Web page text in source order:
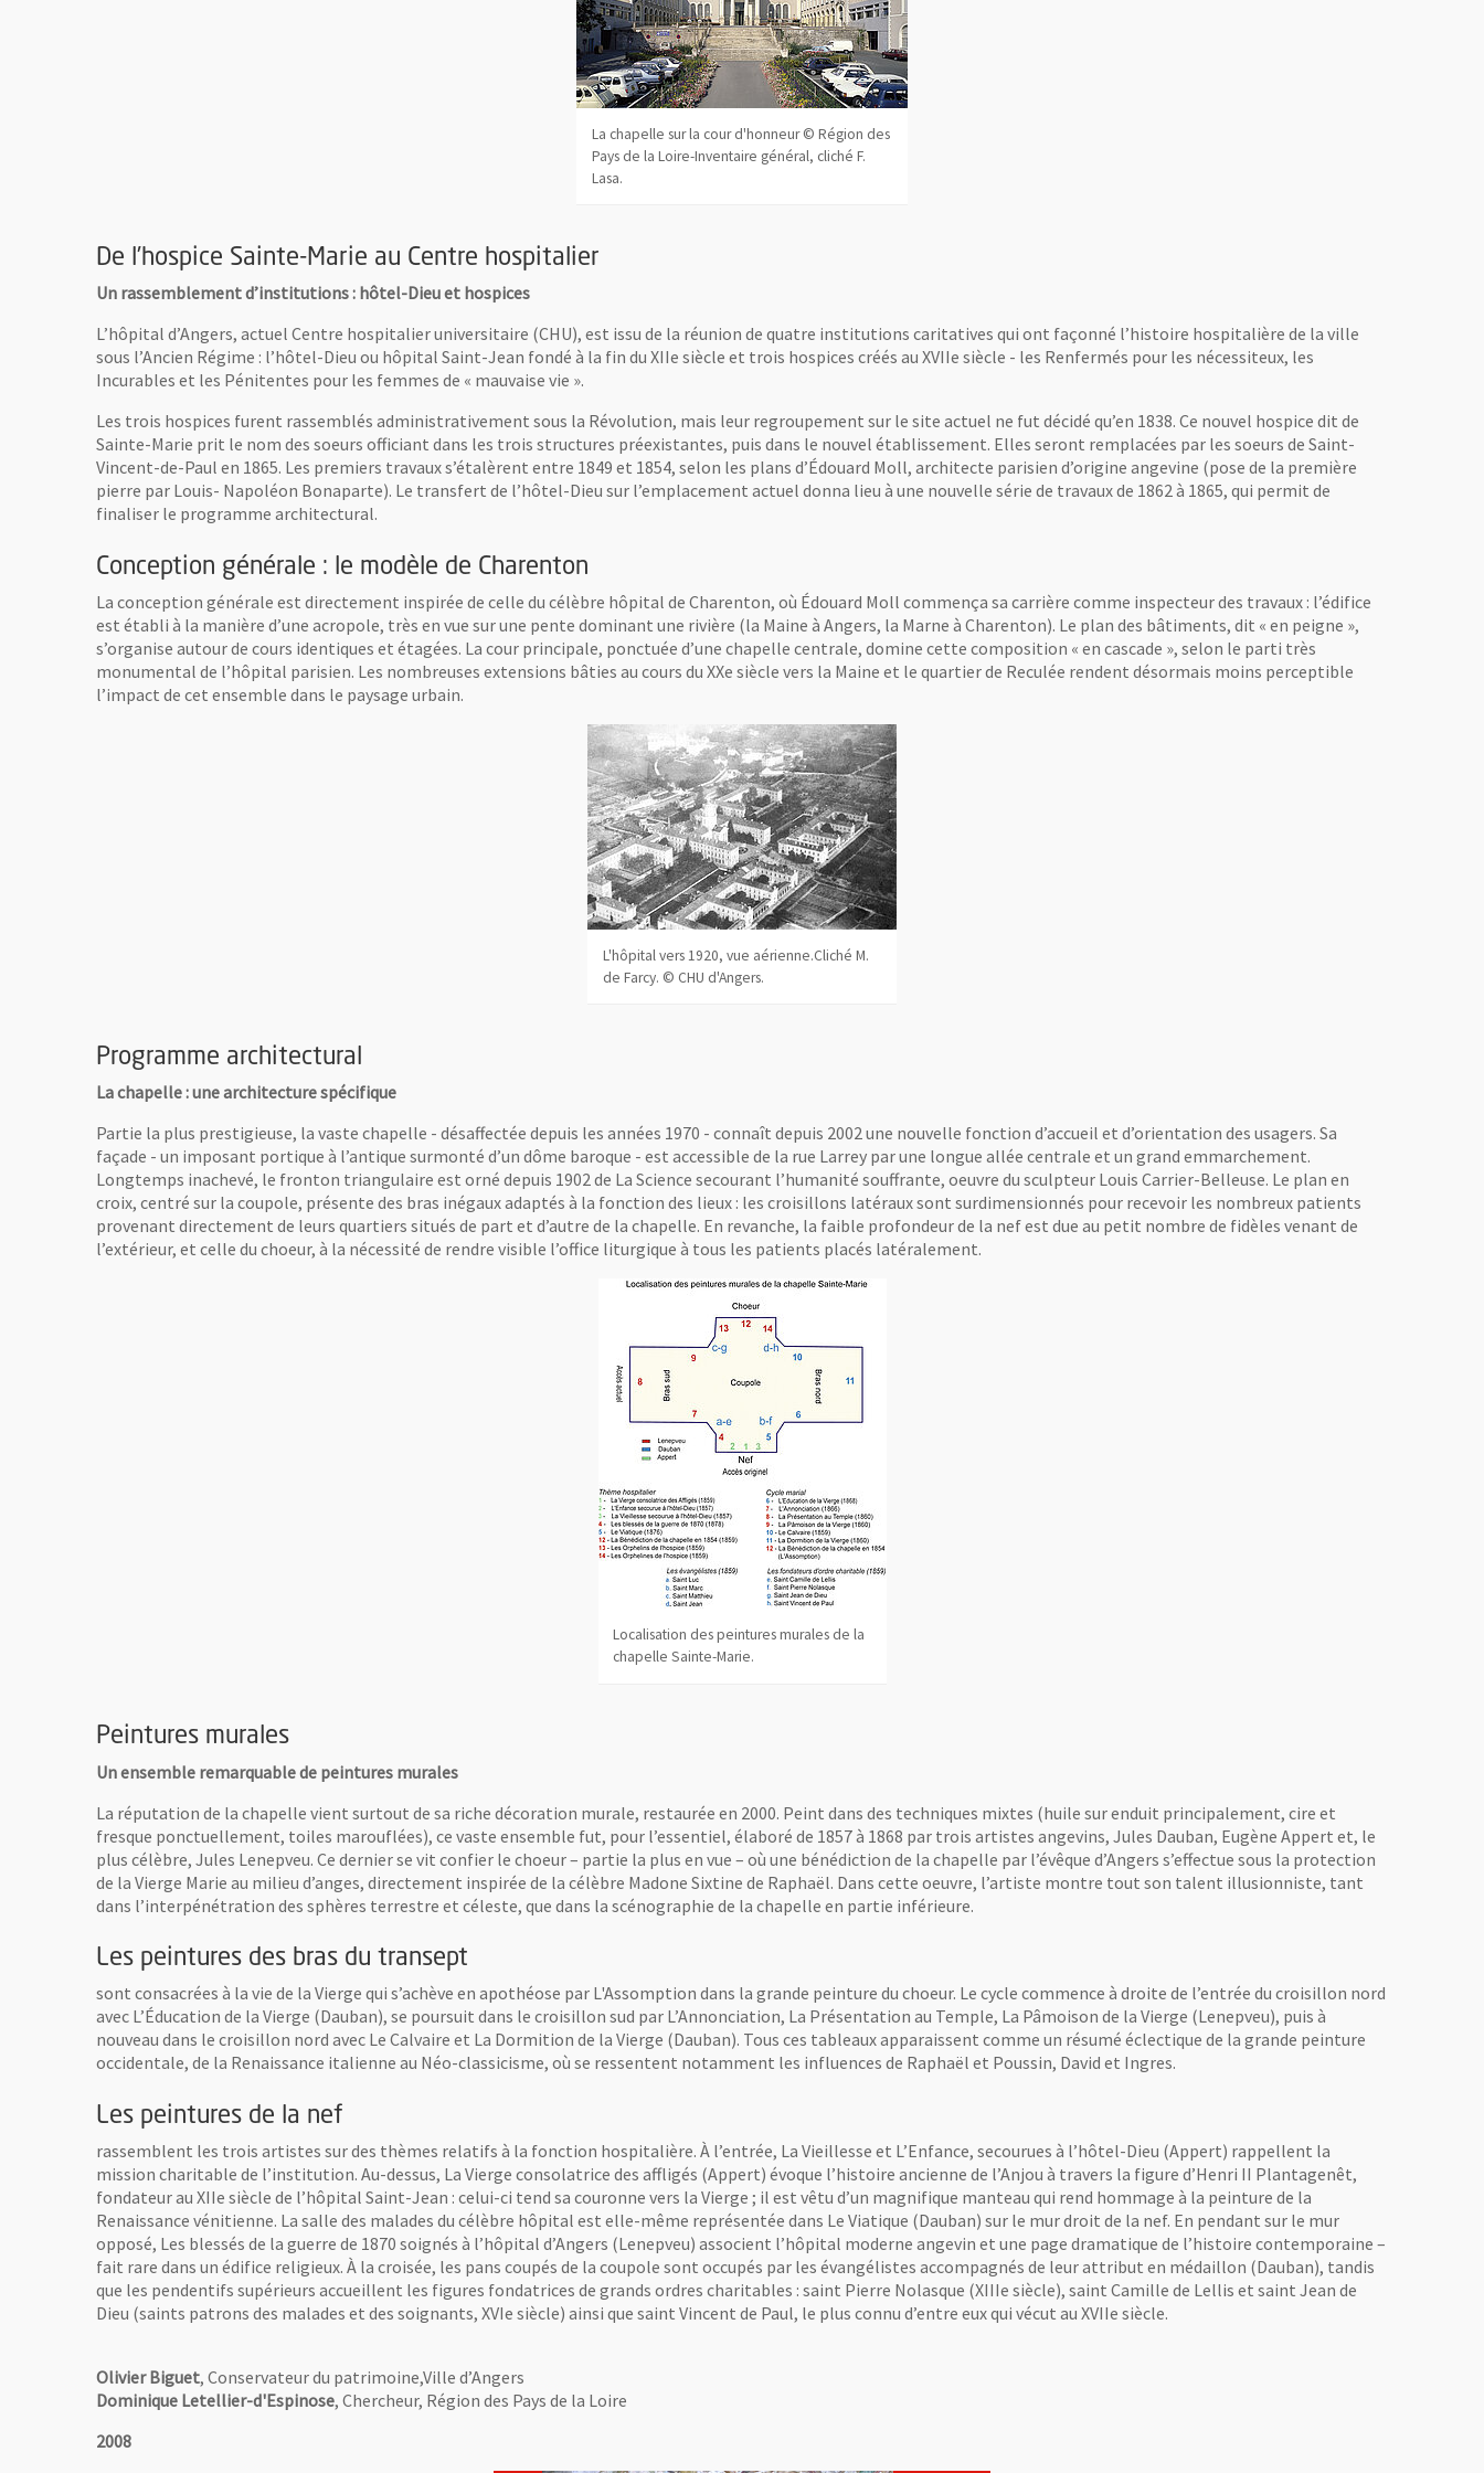
La chapelle sur la cour d'honneur © Région des
Pays de la Loire-Inventaire général, cliché F.
Lasa.
De l’hospice Sainte-Marie au Centre hospitalier
Un rassemblement d’institutions : hôtel-Dieu et hospices
L’hôpital d’Angers, actuel Centre hospitalier universitaire (CHU), est issu de la réunion de quatre institutions caritatives qui ont façonné l’histoire hospitalière de la ville
sous l’Ancien Régime : l’hôtel-Dieu ou hôpital Saint-Jean fondé à la fin du XIIe siècle et trois hospices créés au XVIIe siècle - les Renfermés pour les nécessiteux, les
Incurables et les Pénitentes pour les femmes de « mauvaise vie ».
Les trois hospices furent rassemblés administrativement sous la Révolution, mais leur regroupement sur le site actuel ne fut décidé qu’en 1838. Ce nouvel hospice dit de
Sainte-Marie prit le nom des soeurs officiant dans les trois structures préexistantes, puis dans le nouvel établissement. Elles seront remplacées par les soeurs de Saint-
Vincent-de-Paul en 1865. Les premiers travaux s’étalèrent entre 1849 et 1854, selon les plans d’Édouard Moll, architecte parisien d’origine angevine (pose de la première
pierre par Louis- Napoléon Bonaparte). Le transfert de l’hôtel-Dieu sur l’emplacement actuel donna lieu à une nouvelle série de travaux de 1862 à 1865, qui permit de
finaliser le programme architectural.
Conception générale : le modèle de Charenton
La conception générale est directement inspirée de celle du célèbre hôpital de Charenton, où Édouard Moll commença sa carrière comme inspecteur des travaux : l’édifice
est établi à la manière d’une acropole, très en vue sur une pente dominant une rivière (la Maine à Angers, la Marne à Charenton). Le plan des bâtiments, dit « en peigne »,
s’organise autour de cours identiques et étagées. La cour principale, ponctuée d’une chapelle centrale, domine cette composition « en cascade », selon le parti très
monumental de l’hôpital parisien. Les nombreuses extensions bâties au cours du XXe siècle vers la Maine et le quartier de Reculée rendent désormais moins perceptible
l’impact de cet ensemble dans le paysage urbain.
L'hôpital vers 1920, vue aérienne.Cliché M.
de Farcy. © CHU d'Angers.
Programme architectural
La chapelle : une architecture spécifique
Partie la plus prestigieuse, la vaste chapelle - désaffectée depuis les années 1970 - connaît depuis 2002 une nouvelle fonction d’accueil et d’orientation des usagers. Sa
façade - un imposant portique à l’antique surmonté d’un dôme baroque - est accessible de la rue Larrey par une longue allée centrale et un grand emmarchement.
Longtemps inachevé, le fronton triangulaire est orné depuis 1902 de La Science secourant l’humanité souffrante, oeuvre du sculpteur Louis Carrier-Belleuse. Le plan en
croix, centré sur la coupole, présente des bras inégaux adaptés à la fonction des lieux : les croisillons latéraux sont surdimensionnés pour recevoir les nombreux patients
provenant directement de leurs quartiers situés de part et d’autre de la chapelle. En revanche, la faible profondeur de la nef est due au petit nombre de fidèles venant de
l’extérieur, et celle du choeur, à la nécessité de rendre visible l’office liturgique à tous les patients placés latéralement.
Localisation des peintures murales de la
chapelle Sainte-Marie.
Peintures murales
Un ensemble remarquable de peintures murales
La réputation de la chapelle vient surtout de sa riche décoration murale, restaurée en 2000. Peint dans des techniques mixtes (huile sur enduit principalement, cire et
fresque ponctuellement, toiles marouflées), ce vaste ensemble fut, pour l’essentiel, élaboré de 1857 à 1868 par trois artistes angevins, Jules Dauban, Eugène Appert et, le
plus célèbre, Jules Lenepveu. Ce dernier se vit confier le choeur – partie la plus en vue – où une bénédiction de la chapelle par l’évêque d’Angers s’effectue sous la protection
de la Vierge Marie au milieu d’anges, directement inspirée de la célèbre Madone Sixtine de Raphaël. Dans cette oeuvre, l’artiste montre tout son talent illusionniste, tant
dans l’interpénétration des sphères terrestre et céleste, que dans la scénographie de la chapelle en partie inférieure.
Les peintures des bras du transept
sont consacrées à la vie de la Vierge qui s’achève en apothéose par L'Assomption dans la grande peinture du choeur. Le cycle commence à droite de l’entrée du croisillon nord
avec L’Éducation de la Vierge (Dauban), se poursuit dans le croisillon sud par L’Annonciation, La Présentation au Temple, La Pâmoison de la Vierge (Lenepveu), puis à
nouveau dans le croisillon nord avec Le Calvaire et La Dormition de la Vierge (Dauban). Tous ces tableaux apparaissent comme un résumé éclectique de la grande peinture
occidentale, de la Renaissance italienne au Néo-classicisme, où se ressentent notamment les influences de Raphaël et Poussin, David et Ingres.
Les peintures de la nef
rassemblent les trois artistes sur des thèmes relatifs à la fonction hospitalière. À l’entrée, La Vieillesse et L’Enfance, secourues à l’hôtel-Dieu (Appert) rappellent la
mission charitable de l’institution. Au-dessus, La Vierge consolatrice des affligés (Appert) évoque l’histoire ancienne de l’Anjou à travers la figure d’Henri II Plantagenêt,
fondateur au XIIe siècle de l’hôpital Saint-Jean : celui-ci tend sa couronne vers la Vierge ; il est vêtu d’un magnifique manteau qui rend hommage à la peinture de la
Renaissance vénitienne. La salle des malades du célèbre hôpital est elle-même représentée dans Le Viatique (Dauban) sur le mur droit de la nef. En pendant sur le mur
opposé, Les blessés de la guerre de 1870 soignés à l’hôpital d’Angers (Lenepveu) associent l’hôpital moderne angevin et une page dramatique de l’histoire contemporaine –
fait rare dans un édifice religieux. À la croisée, les pans coupés de la coupole sont occupés par les évangélistes accompagnés de leur attribut en médaillon (Dauban), tandis
que les pendentifs supérieurs accueillent les figures fondatrices de grands ordres charitables : saint Pierre Nolasque (XIIIe siècle), saint Camille de Lellis et saint Jean de
Dieu (saints patrons des malades et des soignants, XVIe siècle) ainsi que saint Vincent de Paul, le plus connu d’entre eux qui vécut au XVIIe siècle.
Olivier Biguet, Conservateur du patrimoine,Ville d’Angers
Dominique Letellier-d'Espinose, Chercheur, Région des Pays de la Loire
2008